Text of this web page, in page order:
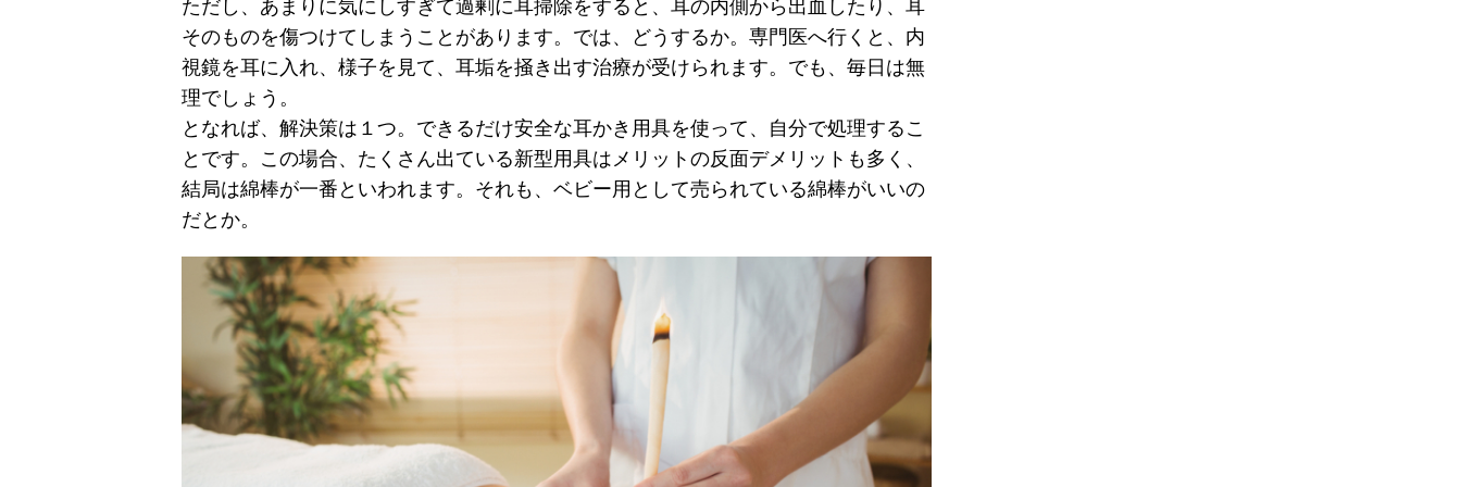
ただし、あまりに気にしすぎて過剰に耳掃除をすると、耳の内側から出血したり、耳
そのものを傷つけてしまうことがあります。では、どうするか。専門医へ行くと、内
視鏡を耳に入れ、様子を見て、耳垢を掻き出す治療が受けられます。でも、毎日は無
理でしょう。
となれば、解決策は１つ。できるだけ安全な耳かき用具を使って、自分で処理するこ
とです。この場合、たくさん出ている新型用具はメリットの反面デメリットも多く、
結局は綿棒が一番といわれます。それも、ベビー用として売られている綿棒がいいの
だとか。